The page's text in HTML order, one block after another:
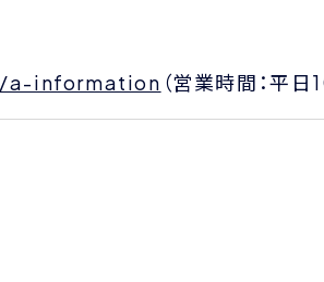
information （営業時間：平